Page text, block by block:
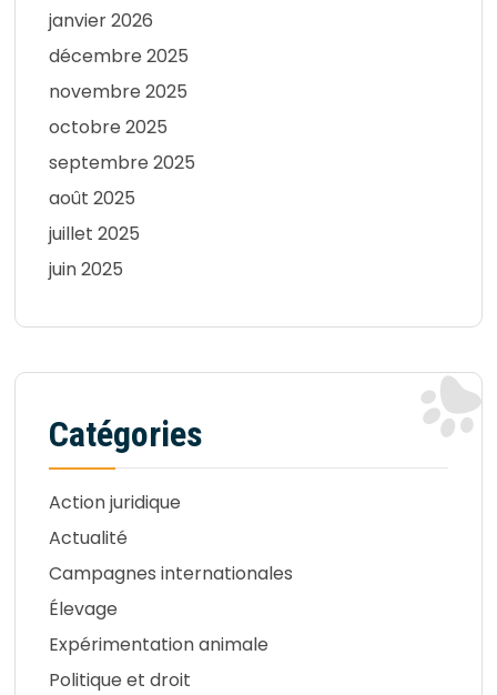
janvier 2026
décembre 2025
novembre 2025
octobre 2025
septembre 2025
août 2025
juillet 2025
juin 2025
Catégories
Action juridique
Actualité
Campagnes internationales
Élevage
Expérimentation animale
Politique et droit